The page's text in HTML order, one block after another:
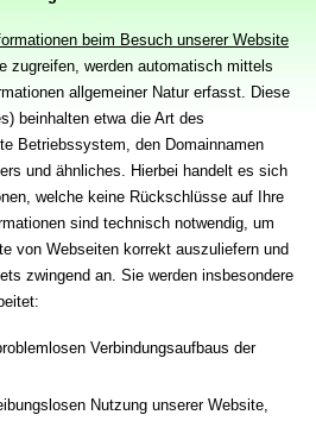
beim Besuch unserer Website
zugreifen, werden automatisch mittels
allgemeiner Natur erfasst. Diese
beinhalten etwa die Art des
Betriebssystem, den Domainnamen
und ähnliches. Hierbei handelt es sich
welche keine Rückschlüsse auf Ihre
sind technisch notwendig, um
von Webseiten korrekt auszuliefern und
zwingend an. Sie werden insbesondere
Verbindungsaufbaus der
Nutzung unserer Website,